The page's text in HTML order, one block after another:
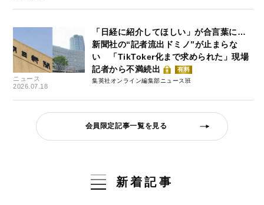
ニュース
2026.07.18
「日経に紹介してほしい」が合言葉に…
新聞社の“記者流出ドミノ”が止まらな
い 「TikToker化まで求められた」現場
記者から不満続出
有料
集英社オンライン編集部ニュース班
会員限定記事一覧を見る
新着記事